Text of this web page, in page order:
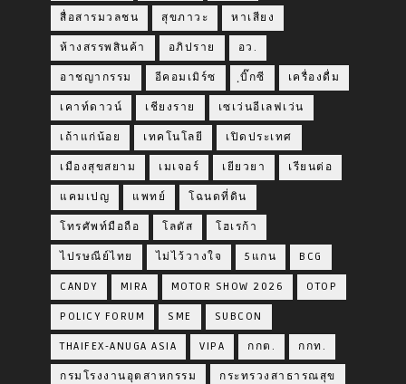
สื่อสารมวลชน สุขภาวะ หาเสียง
ห้างสรรพสินค้า อภิปราย อว.
อาชญากรรม อีคอมเมิร์ซ ฺบิ๊กซี เครื่องดื่ม
เคาท์ดาวน์ เชียงราย เซเว่นอีเลฟเว่น
เถ้าแก่น้อย เทคโนโลยี เปิดประเทศ
เมืองสุขสยาม เมเจอร์ เยียวยา เรียนต่อ
แคมเปญ แพทย์ โฉนดที่ดิน
โทรศัพท์มือถือ โลตัส โฮเรก้า
ไปรษณีย์ไทย ไม่ไว้วางใจ 5แกน BCG
CANDY MIRA MOTOR SHOW 2026 OTOP
POLICY FORUM SME SUBCON
THAIFEX-ANUGA ASIA VIPA กกต. กกท.
กรมโรงงานอุตสาหกรรม กระทรวงสาธารณสุข